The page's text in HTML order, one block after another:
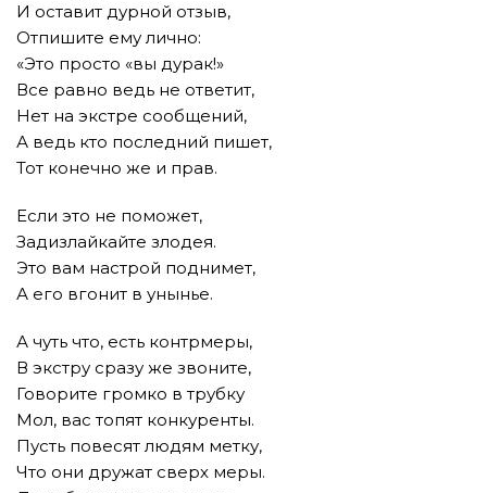
И оставит дурной отзыв,
Отпишите ему лично:
«Это просто «вы дурак!»
Все равно ведь не ответит,
Нет на экстре сообщений,
А ведь кто последний пишет,
Тот конечно же и прав.
Если это не поможет,
Задизлайкайте злодея.
Это вам настрой поднимет,
А его вгонит в унынье.
А чуть что, есть контрмеры,
В экстру сразу же звоните,
Говорите громко в трубку
Мол, вас топят конкуренты.
Пусть повесят людям метку,
Что они дружат сверх меры.